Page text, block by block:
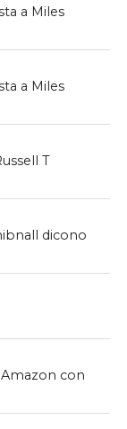
a Miles
a Miles
T
dicono
con